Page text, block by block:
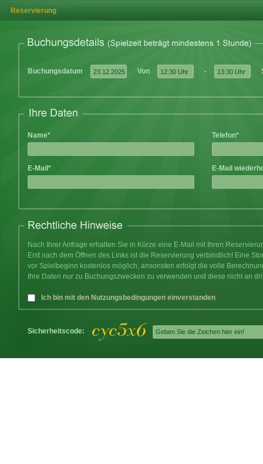
Reservierung
Buchungsdatum Von -
Name* Telefon*
E-Mail* E-Mail
Nach Ihrer Anfrage erhalten Sie in Kürze eine E-Mail mit Ihren
Erst nach dem Öffnen des Links ist die Reservierung verbindlich! Eine
vor Spielbeginn kostenlos möglich, ansonsten erfolgt die volle
Ihre Daten nur zu Buchungszwecken zu verwenden und diese nicht an
Ich bin mit den Nutzungsbedingungen einverstanden
Sicherheitscode: